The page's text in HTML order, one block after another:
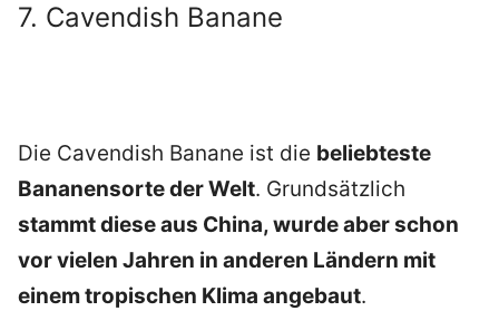
7. Cavendish Banane
Die Cavendish Banane ist die beliebteste
Bananensorte der Welt. Grundsätzlich
stammt diese aus China, wurde aber schon
vor vielen Jahren in anderen Ländern mit
einem tropischen Klima angebaut.